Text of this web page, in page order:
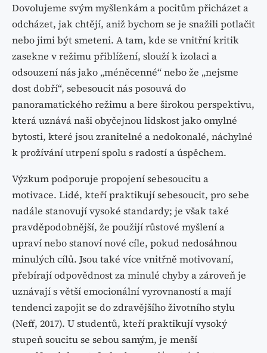
Dovolujeme svým myšlenkám a pocitům přicházet a
odcházet, jak chtějí, aniž bychom se je snažili potlačit
nebo jimi být smeteni. A tam, kde se vnitřní kritik
zasekne v režimu přiblížení, slouží k izolaci a
odsouzení nás jako „méněcenné“ nebo že „nejsme
dost dobří“, sebesoucit nás posouvá do
panoramatického režimu a bere širokou perspektivu,
která uznává naši obyčejnou lidskost jako omylné
bytosti, které jsou zranitelné a nedokonalé, náchylné
k prožívání utrpení spolu s radostí a úspěchem.
Výzkum podporuje propojení sebesoucitu a
motivace. Lidé, kteří praktikují sebesoucit, pro sebe
nadále stanovují vysoké standardy; je však také
pravděpodobnější, že použijí růstové myšlení a
upraví nebo stanoví nové cíle, pokud nedosáhnou
minulých cílů. Jsou také více vnitřně motivovaní,
přebírají odpovědnost za minulé chyby a zároveň je
uznávají s větší emocionální vyrovnaností a mají
tendenci zapojit se do zdravějšího životního stylu
(Neff, 2017). U studentů, kteří praktikují vysoký
stupeň soucitu se sebou samým, je menší